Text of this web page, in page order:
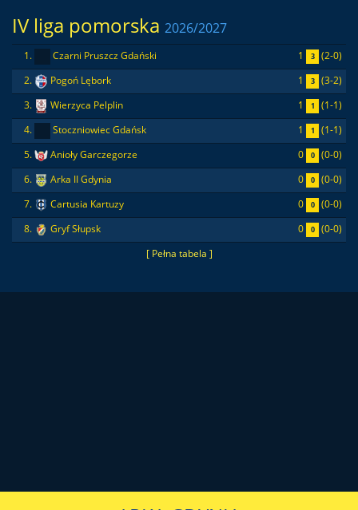
IV liga pomorska 2026/2027
[ Pełna tabela ]
1. Czarni Pruszcz Gdański 1 3
(2-0)
2.
Pogoń Lębork 1 3
(3-2)
3.
Wierzyca Pelplin 1 1
(1-1)
4.
Stoczniowiec Gdańsk 1 1
(1-1)
5.
Anioły Garczegorze 0 0
(0-0)
6.
Arka II Gdynia 0 0
(0-0)
7.
Cartusia Kartuzy 0 0
(0-0)
8.
Gryf Słupsk 0 0 (0-0)